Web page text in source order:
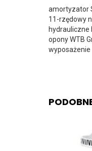
amortyzator
11-rzędowy
hydrauliczne
opony WTB
wyposażenie